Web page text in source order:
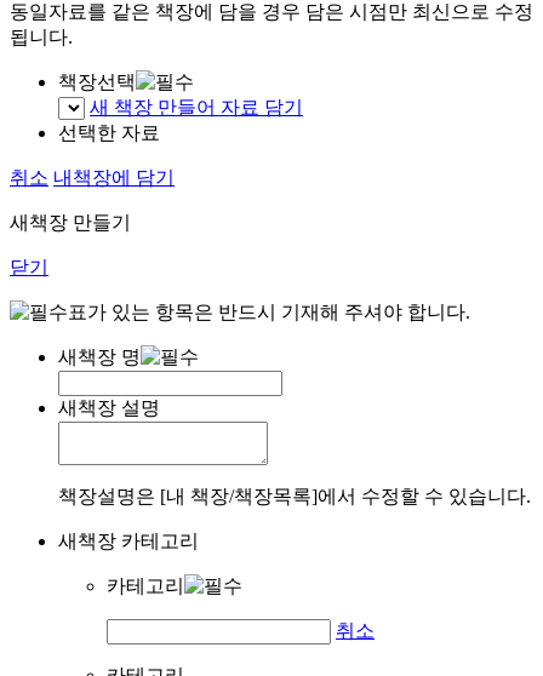
동일자료를 같은 책장에 담을 경우 담은 시점만 최신으로 수정
됩니다.
책장선택
새 책장 만들어 자료 담기
선택한 자료
취소 내책장에 담기
새책장 만들기
닫기
표가 있는 항목은 반드시 기재해 주셔야 합니다.
새책장 명
새책장 설명
책장설명은 [내 책장/책장목록]에서 수정할 수 있습니다.
새책장 카테고리
카테고리
취소